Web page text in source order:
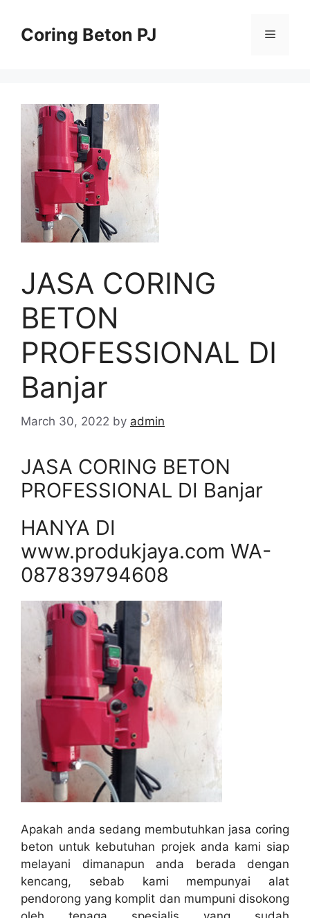
contentCoring Beton PJ Menu
JASA CORING
BETON
PROFESSIONAL DI
Banjar
March 30, 2022 by admin
JASA CORING BETON
PROFESSIONAL DI Banjar
HANYA DI
www.produkjaya.com WA-
087839794608
Apakah anda sedang membutuhkan jasa coring
beton untuk kebutuhan projek anda kami siap
melayani dimanapun anda berada dengan
kencang, sebab kami mempunyai alat
pendorong yang komplit dan mumpuni disokong